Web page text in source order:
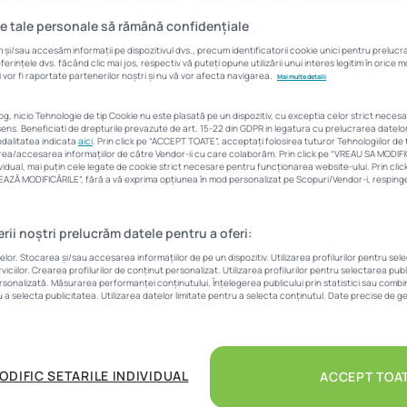
Ce își
fapt, cumpărătorii?
deosebită detaliilor legate de design și concept de
nu este un moft, ci o necesitate. Un plus de
ca profit. Pretențiile cumpărătorilor s-au schimbat
generate de pandemie, iar acest fapt nu poate fi
tale personale să rămână confidențiale
și/sau accesăm informații pe dispozitivul dvs., precum identificatorii cookie unici pentru
dvs. făcând clic mai jos, respectiv vă puteți opune utilizării unui interes legitim în orice
fi raportate partenerilor noștri și nu vă vor afecta navigarea. Mai multe detalii
nicio Tehnologie de tip Cookie nu este plasată pe un dispozitiv, cu exceptia celor strict
Beneficiati de drepturile prevazute de art. 15-22 din GDPR in legatura cu prelucrarea
indicata aici. Prin click pe “ACCEPT TOATE”, acceptați folosirea tuturor Tehnologiilor
accesarea informațiilor de către Vendor-ii cu care colaborăm. Prin click pe “VREAU SA MODIFIC
mai puțin cele legate de cookie strict necesare pentru funcționarea website-ului. Prin click pe
MODIFICĂRILE”, fără a vă exprima opțiunea în mod personalizat pe Scopuri/Vendor-i,
noștri prelucrăm datele pentru a oferi:
Stocarea și/sau accesarea informațiilor de pe un dispozitiv. Utilizarea profilurilor pentru
Crearea profilurilor de conținut personalizat. Utilizarea profilurilor pentru selectarea
Măsurarea performanței conținutului. Înțelegerea publicului prin statistici sau
a selecta publicitatea. Utilizarea datelor limitate pentru a selecta conținutul. Date precise de
SETARILE INDIVIDUAL ACCEPT